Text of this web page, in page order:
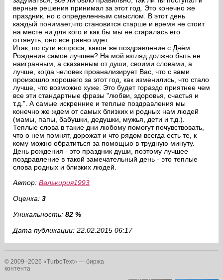
верные решения принимал за этот год. Это конечно же
праздник, но с определенным смыслом. В этот день
каждый понимает,что становится старше и время не стоит
на месте ни для кого и как бы мы не старалась его
оттянуть, оно все равно идет.
Итак, по сути вопроса, какое же поздравление с Днём
Рождения самое лучшее? На мой взгляд должно быть не
наигранным, а сказанным от души, своими словами, а
лучше, когда человек проанализирует Вас, что с вами
произошло хорошего за этот год, как изменились, что стало
лучше, что возможно хуже. Это будет гораздо приятнее чем
все эти стандартные фразы "любви, здоровья, счастья и
т.д.". А самые искренние и теплые поздравления мы
конечно же ждем от самых близких и родных нам людей
(мамы, папы, бабушки, дедушки, мужья, дети и т.д.).
Теплые слова в такие дни любому помогут почувствовать,
что о нем помнят, дорожат и что рядом всегда есть те, к
кому можно обратиться за помощью в трудную минуту.
День рождения - это праздник души, поэтому лучшее
поздравление в такой замечательный день - это теплые
слова родных и близких людей.
Автор: Валькирия1993
Оценка: 3
Уникальность: 82 %
Дата публикации: 22.02.2015 06:17
© 2009–2026 «TurboText» — биржа
контента